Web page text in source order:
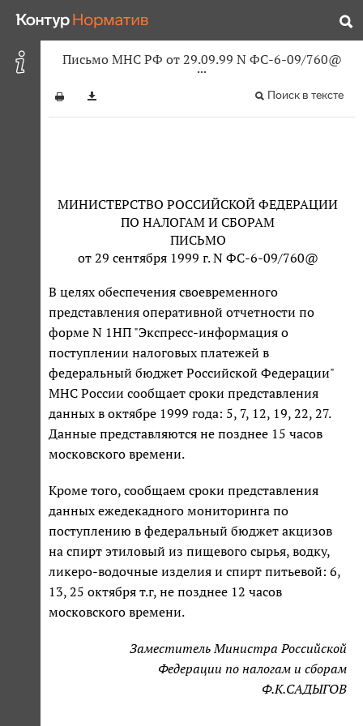
Письмо МНС РФ от 29.09.99 N ФС-6-09/760@
Поиск в тексте
МИНИСТЕРСТВО РОССИЙСКОЙ ФЕДЕРАЦИИ
ПО НАЛОГАМ И СБОРАМ
ПИСЬМО
от 29 сентября 1999 г. N ФС-6-09/760@
В целях обеспечения своевременного
представления оперативной отчетности по
форме N 1НП "Экспресс-информация о
поступлении налоговых платежей в
федеральный бюджет Российской Федерации"
МНС России сообщает сроки представления
данных в октябре 1999 года: 5, 7, 12, 19, 22, 27.
Данные представляются не позднее 15 часов
московского времени.
Кроме того, сообщаем сроки представления
данных ежедекадного мониторинга по
поступлению в федеральный бюджет акцизов
на спирт этиловый из пищевого сырья, водку,
ликеро-водочные изделия и спирт питьевой: 6,
13, 25 октября т.г, не позднее 12 часов
московского времени.
Заместитель Министра Российской
Федерации по налогам и сборам
Ф.К.САДЫГОВ